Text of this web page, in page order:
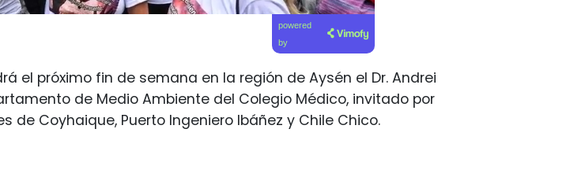
powered
by
el próximo fin de semana en la región de Aysén el Dr. Andrei
de Medio Ambiente del Colegio Médico, invitado por
de Coyhaique, Puerto Ingeniero Ibáñez y Chile Chico.